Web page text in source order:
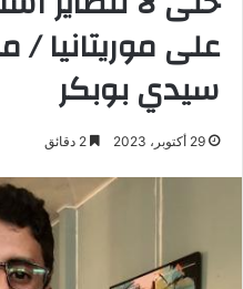
على موريتانيا /
سيدي بوبكر
29 أكتوبر، 2023